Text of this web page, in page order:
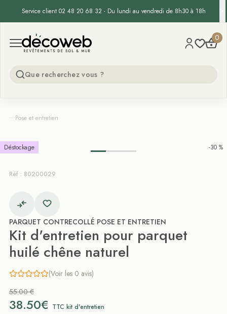
Service client 02 48 20 68 32 - Du lundi au vendredi de 8h30 à 18h
Open menu
Decoweb 0
...Pose et entretien
Déstockage -30 %
Réf : 80200029
PARQUET CONTRECOLLÉ POSE ET ENTRETIEN
Kit d'entretien pour parquet
huilé chêne naturel
(Voir les 0 avis)
55.00 €
38.50€ TTC kit d'entretien